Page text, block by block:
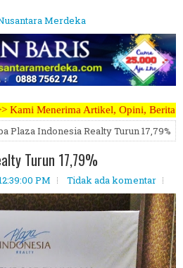
Berita Kegiatan, Iklan Pariwara
Plaza Indonesia Realty Turun 17,79%
Turun 17,79%
PM Tidak ada komentar